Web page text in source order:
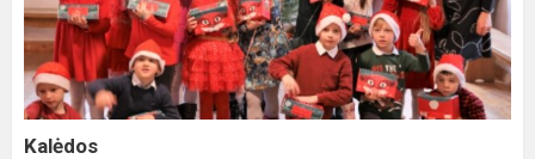
Kalėdos